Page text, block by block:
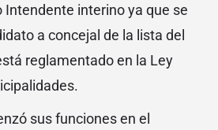
interino ya que se
a concejal de la lista del
reglamentado en la Ley
sus funciones en el